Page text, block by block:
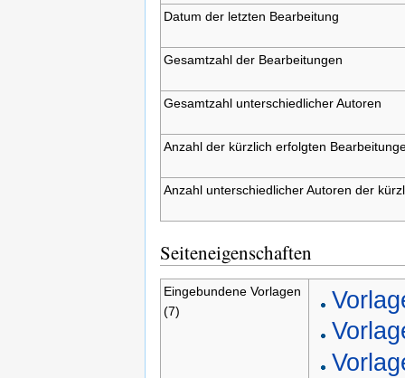
Datum der letzten Bearbeitung
Gesamtzahl der Bearbeitungen
Gesamtzahl unterschiedlicher Autoren
Anzahl der kürzlich erfolgten
Anzahl unterschiedlicher Autoren der
Seiteneigenschaften
Eingebundene Vorlagen
(7)